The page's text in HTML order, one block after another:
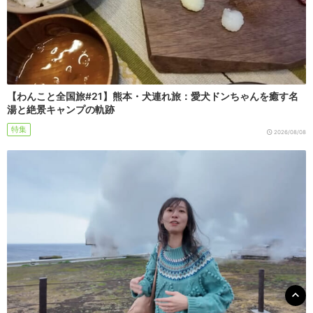
【わんこと全国旅#21】熊本・犬連れ旅：愛犬ドンちゃんを癒す名
湯と絶景キャンプの軌跡
特集 2026/08/08